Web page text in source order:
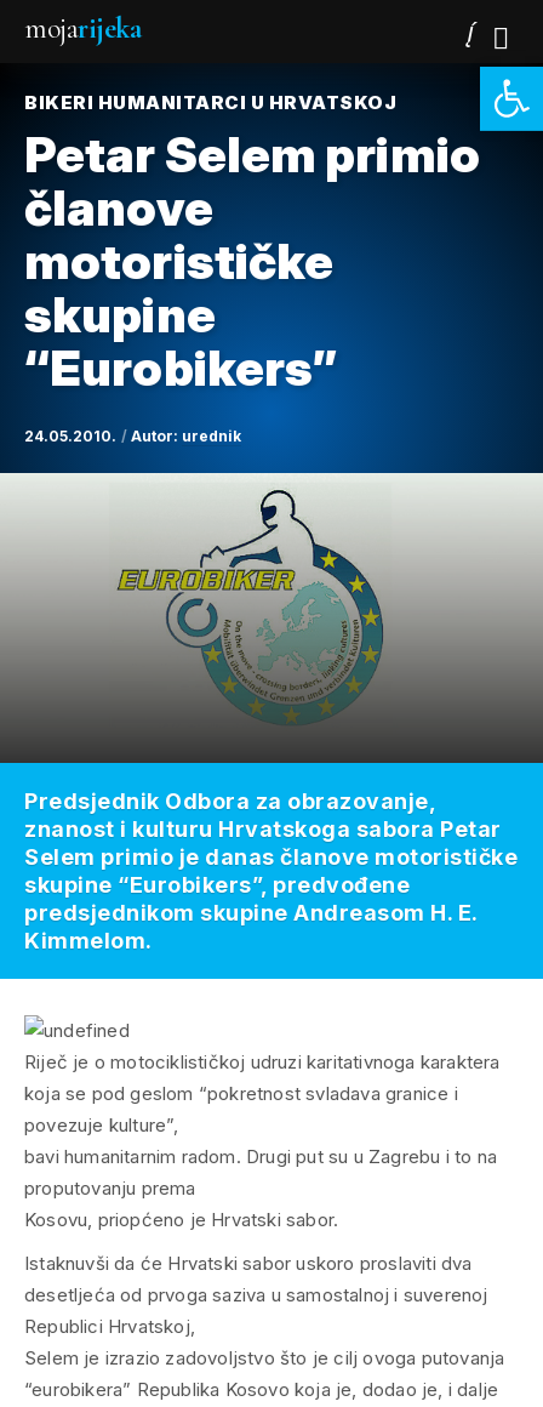
mojarijeka
BIKERI HUMANITARCI U HRVATSKOJ
Petar Selem primio
članove
motorističke
skupine
“Eurobikers”
24.05.2010. Autor: urednik
Riječ je o motociklističkoj udruzi karitativnoga karaktera
koja se pod geslom “pokretnost svladava granice i
povezuje kulture”,
bavi humanitarnim radom. Drugi put su u Zagrebu i to na
proputovanju prema
Kosovu, priopćeno je Hrvatski sabor.
Istaknuvši da će Hrvatski sabor uskoro proslaviti dva
desetljeća od prvoga saziva u samostalnoj i suverenoj
Republici Hrvatskoj,
Selem je izrazio zadovoljstvo što je cilj ovoga putovanja
“eurobikera” Republika Kosovo koja je, dodao je, i dalje
Predsjednik Odbora za obrazovanje,
znanost i kulturu Hrvatskoga sabora Petar
Selem primio je danas članove motorističke
skupine “Eurobikers”, predvođene
predsjednikom skupine Andreasom H. E.
Kimmelom.